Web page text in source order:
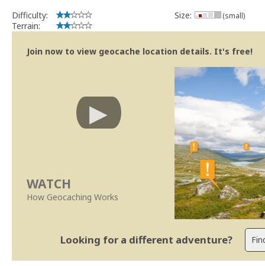
Difficulty:
Terrain:
Size: (small)
Join now to view geocache location details. It's free!
WATCH
How Geocaching Works
Looking for a different adventure?